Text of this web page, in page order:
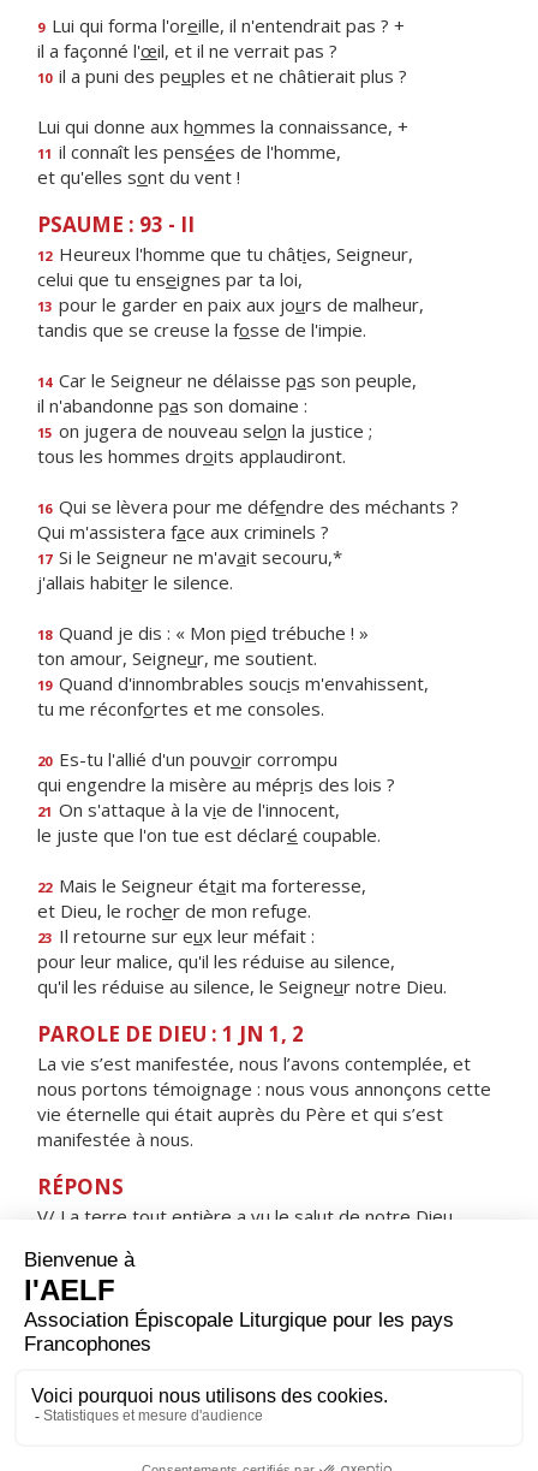
9 Lui qui forma l'oreille, il n'entendrait pas ? +
il a façonné l'œil, et il ne verrait pas ?
10 il a puni des peuples et ne châtierait plus ?
Lui qui donne aux hommes la connaissance, +
11 il connaît les pensées de l'homme,
et qu'elles sont du vent !
PSAUME : 93 - II
12 Heureux l'homme que tu châties, Seigneur,
celui que tu enseignes par ta loi,
13 pour le garder en paix aux jours de malheur,
tandis que se creuse la fosse de l'impie.
14 Car le Seigneur ne délaisse pas son peuple,
il n'abandonne pas son domaine :
15 on jugera de nouveau selon la justice ;
tous les hommes droits applaudiront.
16 Qui se lèvera pour me défendre des méchants ?
Qui m'assistera face aux criminels ?
17 Si le Seigneur ne m'avait secouru,*
j'allais habiter le silence.
18 Quand je dis : « Mon pied trébuche ! »
ton amour, Seigneur, me soutient.
19 Quand d'innombrables soucis m'envahissent,
tu me réconfortes et me consoles.
20 Es-tu l'allié d'un pouvoir corrompu
qui engendre la misère au mépris des lois ?
21 On s'attaque à la vie de l'innocent,
le juste que l'on tue est déclaré coupable.
22 Mais le Seigneur était ma forteresse,
et Dieu, le rocher de mon refuge.
23 Il retourne sur eux leur méfait :
pour leur malice, qu'il les réduise au silence,
qu'il les réduise au silence, le Seigneur notre Dieu.
PAROLE DE DIEU : 1 JN 1, 2
La vie s’est manifestée, nous l’avons contemplée, et
nous portons témoignage : nous vous annonçons cette
vie éternelle qui était auprès du Père et qui s’est
manifestée à nous.
RÉPONS
V/ La terre tout entière a vu le salut de notre Dieu.
ORAISON
Dieu éternel et tout-puissant, nous t'adressons cette
humble prière : puisque ton Fils unique, ayant revêtu
que nous puissions aussi, avec une âme purifiée, nous
présenter devant toi.